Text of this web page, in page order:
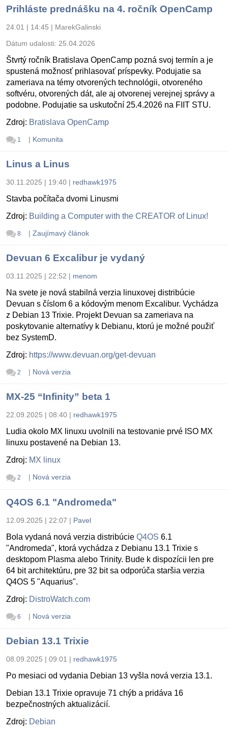
Prihláste prednášku na 4. ročník OpenCamp
24.01 | 14:45 | MarekGalinski
Dátum udalosti: 25.04.2026
Štvrtý ročník Bratislava OpenCamp pozná svoj termín a je
spustená možnosť prihlasovať príspevky. Podujatie sa
zameriava na témy otvorených technológii, otvoreného
softvéru, otvorených dát, ale aj otvorenej verejnej správy a
podobne. Podujatie sa uskutoční 25.4.2026 na FIIT STU.
Zdroj: Bratislava OpenCamp
1 | Komunita
Linus a Linus
30.11.2025 | 19:40 | redhawk1975
Stavba počítača dvomi Linusmi
Zdroj: Building a Computer with the CREATOR of Linux!
8 | Zaujímavý článok
Devuan 6 Excalibur je vydaný
03.11.2025 | 22:52 | menom
Na svete je nová stabilná verzia linuxovej distribúcie
Devuan s číslom 6 a kódovým menom Excalibur. Vychádza
z Debian 13 Trixie. Projekt Devuan sa zameriava na
poskytovanie alternatívy k Debianu, ktorú je možné použiť
bez SystemD.
Zdroj: https://www.devuan.org/get-devuan
2 | Nová verzia
MX-25 “Infinity” beta 1
22.09.2025 | 08:40 | redhawk1975
Ludia okolo MX linuxu uvolnili na testovanie prvé ISO MX
linuxu postavené na Debian 13.
Zdroj: MX linux
2 | Nová verzia
Q4OS 6.1 "Andromeda"
12.09.2025 | 22:07 | Pavel
Bola vydaná nová verzia distribúcie Q4OS 6.1
"Andromeda", ktorá vychádza z Debianu 13.1 Trixie s
desktopom Plasma alebo Trinity. Bude k dispozícii len pre
64 bit architektúru, pre 32 bit sa odporúča staršia verzia
Q4OS 5 "Aquarius".
Zdroj: DistroWatch.com
6 | Nová verzia
Debian 13.1 Trixie
08.09.2025 | 09:01 | redhawk1975
Po mesiaci od vydania Debian 13 vyšla nová verzia 13.1.
Debian 13.1 Trixie opravuje 71 chýb a pridáva 16
bezpečnostných aktualizácií.
Zdroj: Debian